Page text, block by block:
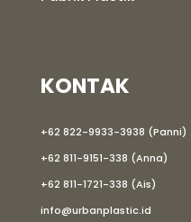
KONTAK
+62 822-9933-3938 (Panni)
+62 811-9151-338 (Anna)
+62 811-1721-338 (Ais)
info@urbanplastic.id